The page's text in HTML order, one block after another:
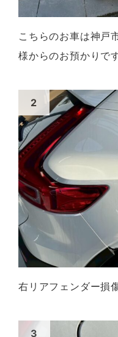
こちらのお車は神戸
様からのお預かりです
右リアフェンダー